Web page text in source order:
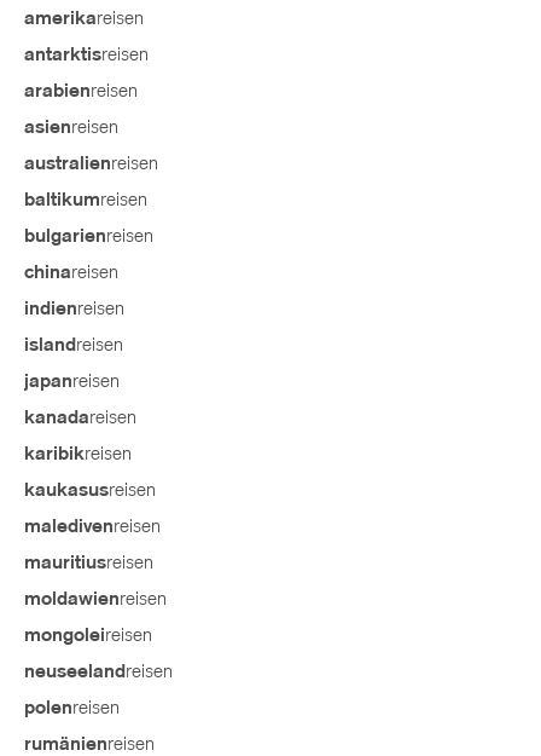
amerikareisen
antarktisreisen
arabienreisen
asienreisen
australienreisen
baltikumreisen
bulgarienreisen
chinareisen
indienreisen
island reisen
japanreisen
kanadareisen
karibikreisen
kaukasusreisen
maledivenreisen
mauritiusreisen
moldawienreisen
mongoleireisen
neuseeland reisen
polenreisen
rumänienreisen